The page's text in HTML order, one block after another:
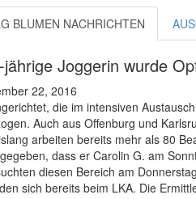
BLUMEN NACHRICHTEN
jährige Joggerin wurde
22, 2016
die im intensiven
Auch aus Offenburg und
arbeiten bereits mehr als 80
dass er Carolin G. am
diesen Bereich am
sich bereits beim LKA. Die